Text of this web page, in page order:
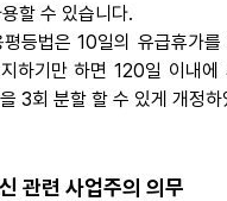
할 수 있습니다.
평등법은 10일의 유급휴가
하기만 하면 120일 이내에
3회 분할 할 수 있게 개정하
관련 사업주의 의무